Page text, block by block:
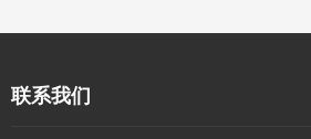
联系我们